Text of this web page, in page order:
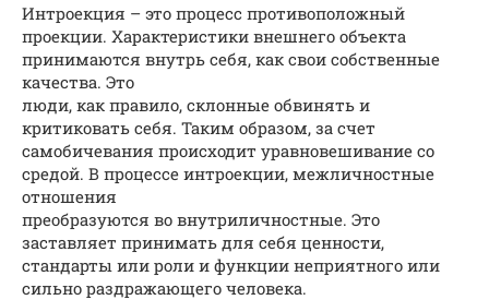
Интроекция – это процесс противоположный
проекции. Характеристики внешнего объекта
принимаются внутрь себя, как свои собственные
качества. Это
люди, как правило, склонные обвинять и
критиковать себя. Таким образом, за счет
самобичевания происходит уравновешивание со
средой. В процессе интроекции, межличностные
отношения
преобразуются во внутриличностные. Это
заставляет принимать для себя ценности,
стандарты или роли и функции неприятного или
сильно раздражающего человека.